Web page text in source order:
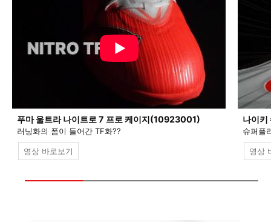
푸마 울트라 나이트로 7 프로 케이지(10923001)
러닝화의 폼이 들어간 TF화??
영상 바로보기
나이
슈퍼플
영상